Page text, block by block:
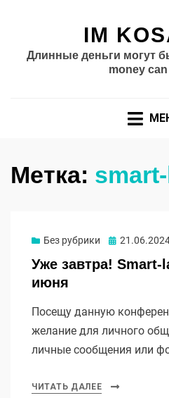
IM
Длинные деньги могут
money
Метка:
Без рубрики
Уже завтра! Smart-
июня
Посещу данную
желание для личного
личные сообщения или
ЧИТАТЬ ДАЛЕЕ